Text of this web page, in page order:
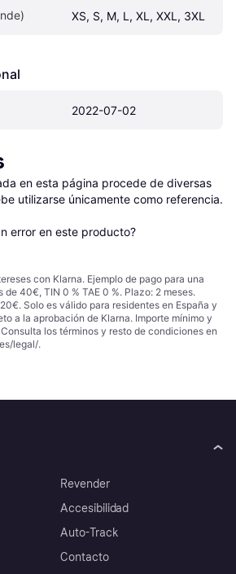
XS, S, M, L, XL, XXL, 3XL
2022-07-02
en esta página procede de diversas
utilizarse únicamente como referencia.
error en este producto?
con Klarna. Ejemplo de pago para una
40€, TIN 0 % TAE 0 %. Plazo: 2 meses.
Solo es válido para residentes en España y
a la aprobación de Klarna. Importe mínimo y
los términos y resto de condiciones en
legal/.
Revender
Accesibilidad
Auto-Track
Contacto